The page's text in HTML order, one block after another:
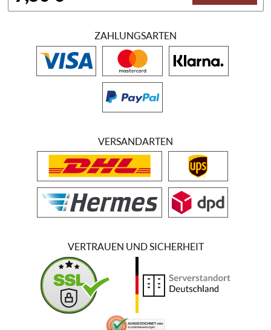
ZAHLUNGSARTEN
VERSANDARTEN
VERTRAUEN UND SICHERHEIT